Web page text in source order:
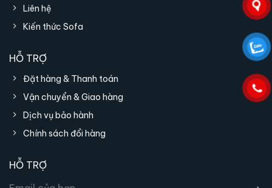
Sofa Lorenzo với vẻ đẹp kiêu sa chuẩn Châu Âu
Liên hệ
Kiến thức Sofa
HỖ TRỢ
Đặt hàng & Thanh toán
Vận chuyển & Giao hàng
Dịch vụ bảo hành
Chính sách đổi hàng
HỖ TRỢ